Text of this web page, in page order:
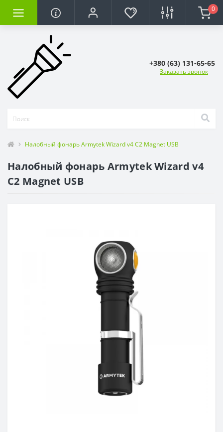
0
+380 (63) 131-65-65
Заказать звонок
Налобный фонарь Armytek Wizard v4 C2 Magnet USB
Налобный фонарь Armytek Wizard v4
C2 Magnet USB